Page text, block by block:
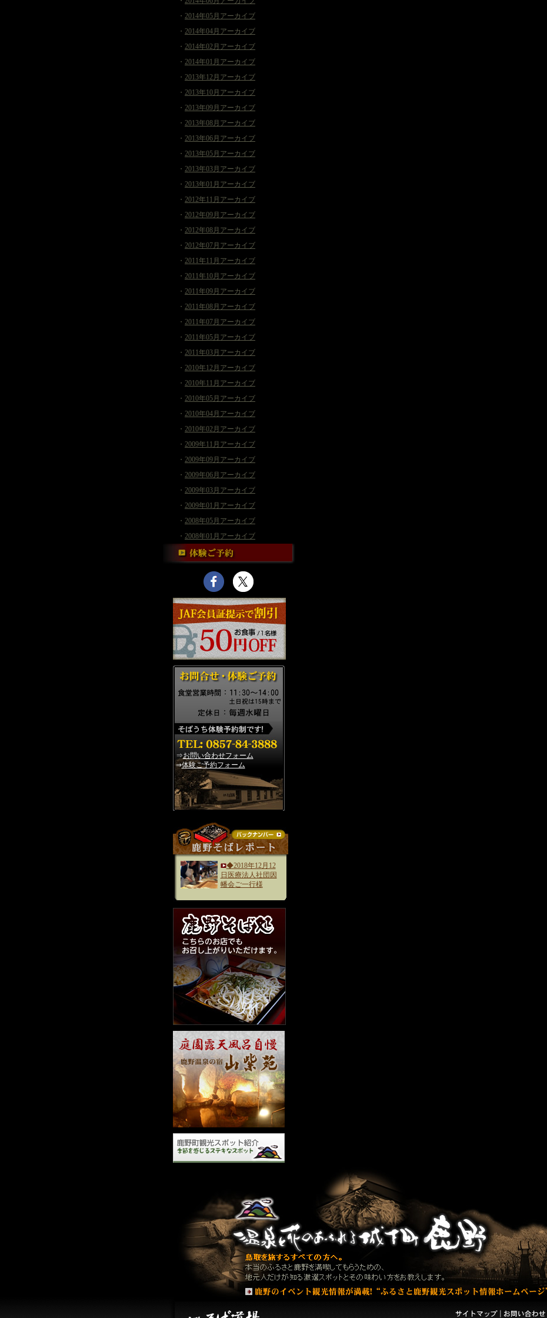
・ 2014年05月アーカイブ
・ 2014年04月アーカイブ
・ 2014年02月アーカイブ
・ 2014年01月アーカイブ
・ 2013年12月アーカイブ
・ 2013年10月アーカイブ
・ 2013年09月アーカイブ
・ 2013年08月アーカイブ
・ 2013年06月アーカイブ
・ 2013年05月アーカイブ
・ 2013年03月アーカイブ
・ 2013年01月アーカイブ
・ 2012年11月アーカイブ
・ 2012年09月アーカイブ
・ 2012年08月アーカイブ
・ 2012年07月アーカイブ
・ 2011年11月アーカイブ
・ 2011年10月アーカイブ
・ 2011年09月アーカイブ
・ 2011年08月アーカイブ
・ 2011年07月アーカイブ
・ 2011年05月アーカイブ
・ 2011年03月アーカイブ
・ 2010年12月アーカイブ
・ 2010年11月アーカイブ
・ 2010年05月アーカイブ
・ 2010年04月アーカイブ
・ 2010年02月アーカイブ
・ 2009年11月アーカイブ
・ 2009年09月アーカイブ
・ 2009年06月アーカイブ
・ 2009年03月アーカイブ
・ 2009年01月アーカイブ
・ 2008年05月アーカイブ
・ 2008年01月アーカイブ
⇒お問い合わせフォーム
⇒体験ご予約フォーム
◆2018年12月12
日医療法人社団因
幡会ご一行様